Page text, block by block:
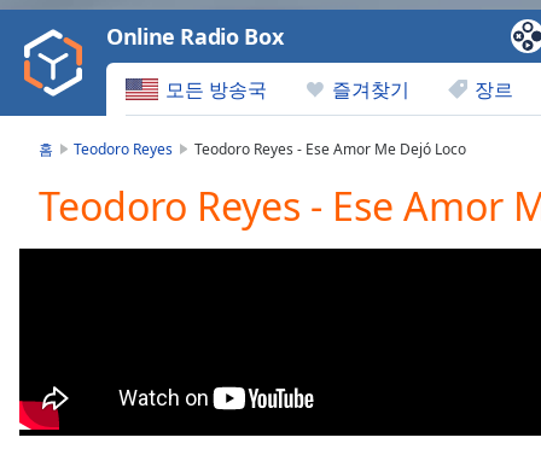
Video
Play
Backward
Skip
Mute
Current
Time0:00
TypeLIVE
Seek to
모든 방송국 즐겨찾기 장르
Online Radio Box
홈 Teodoro Reyes Teodoro Reyes - Ese Amor Me Dejó Loco
Teodoro Reyes - Ese Amor